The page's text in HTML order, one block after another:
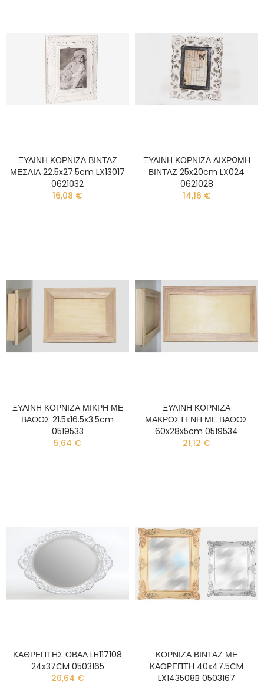
ΞΥΛΙΝΗ ΚΟΡΝΙΖΑ ΒΙΝΤΑΖ
ΜΕΣΑΙΑ 22.5x27.5cm LX13017
0621032
16,08 €
ΞΥΛΙΝΗ ΚΟΡΝΙΖΑ ΔΙΧΡΩΜΗ
ΒΙΝΤΑΖ 25x20cm LX024
0621028
14,16 €
ΞΥΛΙΝΗ ΚΟΡΝΙΖΑ ΜΙΚΡΗ ΜΕ
ΒΑΘΟΣ 21.5x16.5x3.5cm
0519533
5,64 €
ΞΥΛΙΝΗ ΚΟΡΝΙΖΑ
ΜΑΚΡΟΣΤΕΝΗ ΜΕ ΒΑΘΟΣ
60x28x5cm 0519534
21,12 €
ΚΑΘΡΕΠΤΗΣ ΟΒΑΛ LH117108
24x37CM 0503165
20,64 €
ΚΟΡΝΙΖΑ ΒΙΝΤΑΖ ΜΕ
ΚΑΘΡΕΠΤΗ 40x47.5CM
LX143508B 0503167